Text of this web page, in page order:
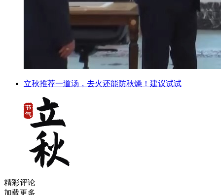
立秋推荐一道汤，去火还能防秋燥！建议试试
精彩评论
加载更多